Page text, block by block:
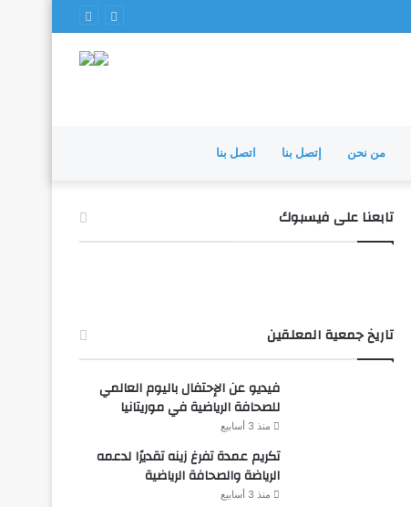
من نحن إتصل بنا اتصل بنا
تابعنا على فيسبوك
تاريخ جمعية المعلقين
فيديو عن الإحتفال باليوم العالمي
للصحافة الرياضية في موريتانيا
منذ 3 أسابيع
تكريم عمدة تفرغ زينه تقديرًا لدعمه
الرياضة والصحافة الرياضية
منذ 3 أسابيع